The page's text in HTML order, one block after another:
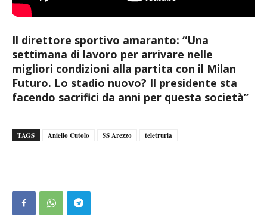
Il direttore sportivo amaranto: “Una
settimana di lavoro per arrivare nelle
migliori condizioni alla partita con il Milan
Futuro. Lo stadio nuovo? Il presidente sta
facendo sacrifici da anni per questa società”
TAGS Aniello Cutolo SS Arezzo teletruria